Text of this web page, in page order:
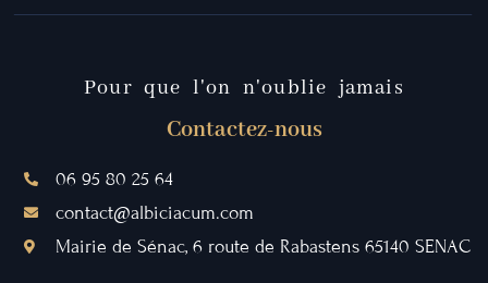
Pour que l'on n'oublie jamais
Contactez-nous
06 95 80 25 64
contact@albiciacum.com
Mairie de Sénac, 6 route de Rabastens 65140 SENAC